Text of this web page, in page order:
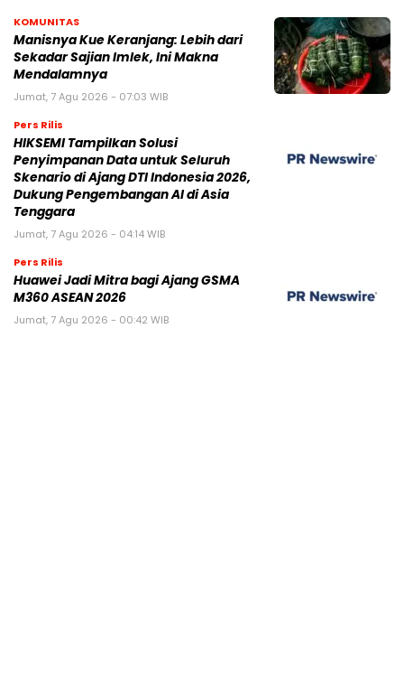
KOMUNITAS
Manisnya Kue Keranjang: Lebih dari
Sekadar Sajian Imlek, Ini Makna
Mendalamnya
Jumat, 7 Agu 2026 - 07:03 WIB
Pers Rilis
HIKSEMI Tampilkan Solusi
Penyimpanan Data untuk Seluruh
Skenario di Ajang DTI Indonesia 2026,
Dukung Pengembangan AI di Asia
Tenggara
Jumat, 7 Agu 2026 - 04:14 WIB
Pers Rilis
Huawei Jadi Mitra bagi Ajang GSMA
M360 ASEAN 2026
Jumat, 7 Agu 2026 - 00:42 WIB